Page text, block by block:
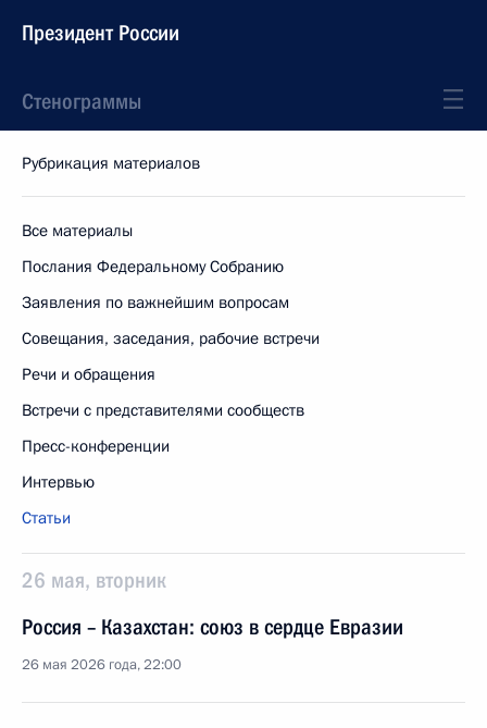
Президент России
Стенограммы
Рубрикация материалов
Все материалы
Послания Федеральному Собранию
Заявления по важнейшим вопросам
Совещания, заседания, рабочие встречи
Речи и обращения
Встречи с представителями сообществ
Пресс-конференции
Интервью
Статьи
26 мая, вторник
Россия – Казахстан: союз в сердце Евразии
26 мая 2026 года, 22:00